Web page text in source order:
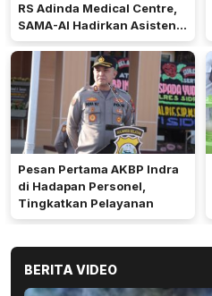
RS Adinda Medical Centre,
SAMA-AI Hadirkan Asisten
Gizi Berbasis AI
Pesan Pertama AKBP Indra
di Hadapan Personel,
Tingkatkan Pelayanan
BERITA VIDEO